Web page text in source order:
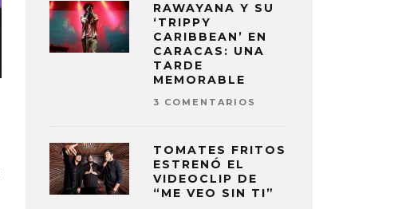
RAWAYANA Y SU
‘TRIPPY
CARIBBEAN’ EN
CARACAS: UNA
TARDE
MEMORABLE
3 COMENTARIOS
TOMATES FRITOS
ESTRENÓ EL
VIDEOCLIP DE
“ME VEO SIN TI”